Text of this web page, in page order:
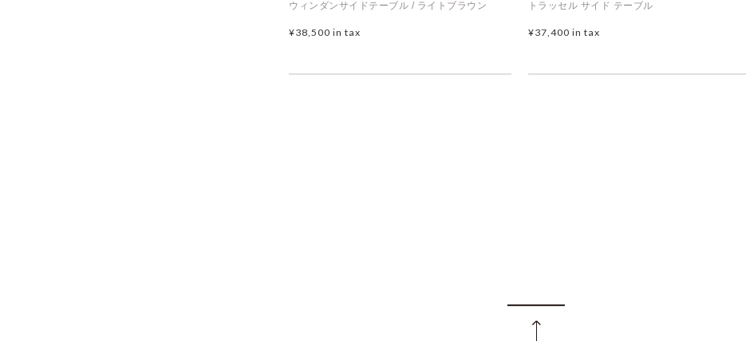
ウィンダンサイドテーブル / ライトブラウン
¥38,500in tax
トラッセル サイド テーブル
¥37,400 in tax